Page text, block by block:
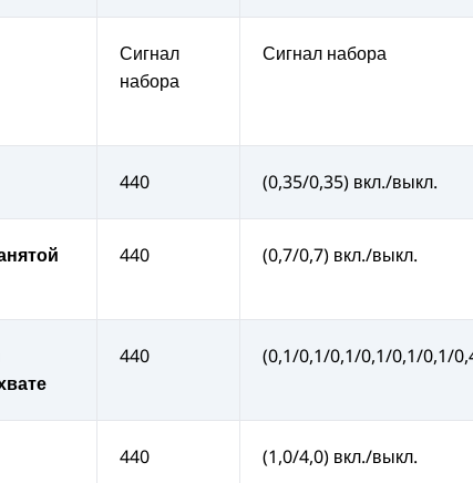
Сигнал
набора
Сигнал набора
440 (0,35/0,35) вкл./выкл.
440 (0,7/0,7) вкл./выкл.
440 (0,1/0,1/0,1/0,1/0,1/0,1/
440 (1,0/4,0) вкл./выкл.